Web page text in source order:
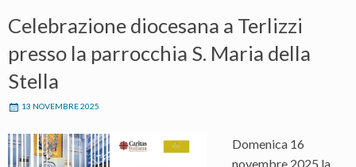
Celebrazione diocesana a Terlizzi
presso la parrocchia S. Maria della
Stella
13 NOVEMBRE 2025
Domenica 16
novembre 2025 la